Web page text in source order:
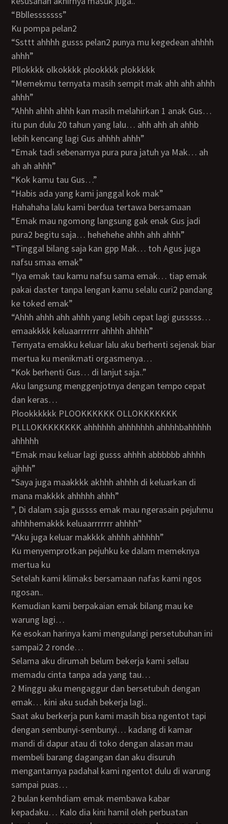
“Bbllesssssss”
Ku pompa pelan2
“Ssttt ahhhh gusss pelan2 punya mu kegedean ahhhh
ahhh”
Pllokkkk olkokkkk plookkkk plokkkkk
“Memekmu ternyata masih sempit mak ahh ahh ahhh
ahhh”
“Ahhh ahhh ahhh kan masih melahirkan 1 anak Gus…
itu pun dulu 20 tahun yang lalu… ahh ahh ah ahhb
lebih kencang lagi Gus ahhhh ahhh”
“Emak tadi sebenarnya pura pura jatuh ya Mak… ah
ah ah ahhh”
“Kok kamu tau Gus…”
“Habis ada yang kami janggal kok mak”
Hahahaha lalu kami berdua tertawa bersamaan
“Emak mau ngomong langsung gak enak Gus jadi
pura2 begitu saja… hehehehe ahhh ahh ahhh”
“Tinggal bilang saja kan gpp Mak… toh Agus juga
nafsu smaa emak”
“Iya emak tau kamu nafsu sama emak… tiap emak
pakai daster tanpa lengan kamu selalu curi2 pandang
ke toked emak”
“Ahhh ahhh ahh ahhh yang lebih cepat lagi gusssss…
emaakkkk keluaarrrrrrr ahhhh ahhhh”
Ternyata emakku keluar lalu aku berhenti sejenak biar
mertua ku menikmati orgasmenya…
“Kok berhenti Gus… di lanjut saja..”
Aku langsung menggenjotnya dengan tempo cepat
dan keras…
Plookkkkkk PLOOKKKKKK OLLOKKKKKKK
PLLLOKKKKKKKK ahhhhhh ahhhhhhh ahhhhbahhhhh
ahhhhh
“Emak mau keluar lagi gusss ahhhh abbbbbb ahhhh
ajhhh”
“Saya juga maakkkk akhhh ahhhh di keluarkan di
mana makkkk ahhhhh ahhh”
”, Di dalam saja gussss emak mau ngerasain pejuhmu
ahhhhemakkk keluaarrrrrrr ahhhh”
“Aku juga keluar makkkk ahhhh ahhhhh”
Ku menyemprotkan pejuhku ke dalam memeknya
mertua ku
Setelah kami klimaks bersamaan nafas kami ngos
ngosan..
Kemudian kami berpakaian emak bilang mau ke
warung lagi…
Ke esokan harinya kami mengulangi persetubuhan ini
sampai2 2 ronde…
Selama aku dirumah belum bekerja kami sellau
memadu cinta tanpa ada yang tau…
2 Minggu aku mengaggur dan bersetubuh dengan
emak… kini aku sudah bekerja lagi..
Saat aku berkerja pun kami masih bisa ngentot tapi
dengan sembunyi-sembunyi… kadang di kamar
mandi di dapur atau di toko dengan alasan mau
membeli barang dagangan dan aku disuruh
mengantarnya padahal kami ngentot dulu di warung
sampai puas…
2 bulan kemhdiam emak membawa kabar
kepadaku… Kalo dia kini hamil oleh perbuatan